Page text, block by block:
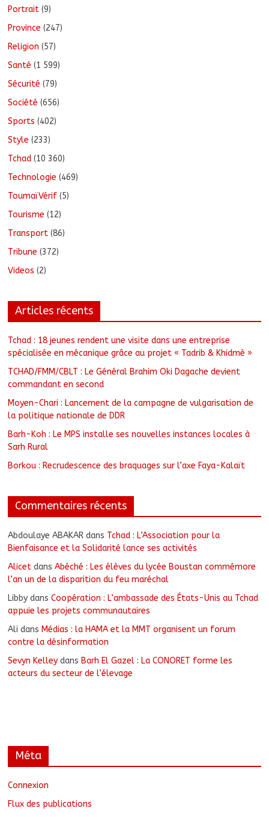
Portrait (9)
Province (247)
Religion (57)
Santé (1 599)
Sécurité (79)
Société (656)
Sports (402)
Style (233)
Tchad (10 360)
Technologie (469)
ToumaïVérif (5)
Tourisme (12)
Transport (86)
Tribune (372)
Videos (2)
Articles récents
Tchad : 18 jeunes rendent une visite dans une entreprise
spécialisée en mécanique grâce au projet « Tadrib & Khidmè »
TCHAD/FMM/CBLT : Le Général Brahim Oki Dagache devient
commandant en second
Moyen-Chari : Lancement de la campagne de vulgarisation de
la politique nationale de DDR
Barh-Koh : Le MPS installe ses nouvelles instances locales à
Sarh Rural
Borkou : Recrudescence des braquages sur l’axe Faya-Kalaït
Commentaires récents
Abdoulaye ABAKAR dans Tchad : L’Association pour la
Bienfaisance et la Solidarité lance ses activités
Alicet dansAbéché : Les élèves du lycée Boustan commémore
l’an un de la disparition du feu maréchal
Libby dansCoopération : L’ambassade des États-Unis au Tchad
appuie les projets communautaires
Ali dans Médias : la HAMA et la MMT organisent un forum
contre la désinformation
Sevyn Kelley dans Barh El Gazel : La CONORET forme les
acteurs du secteur de l’élevage
Méta
Connexion
Flux des publications